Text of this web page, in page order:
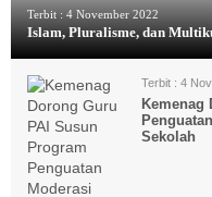
Terbit : 4 November 2022
Islam, Pluralisme, dan
Terbit : 4
Kemenag
Sekolah